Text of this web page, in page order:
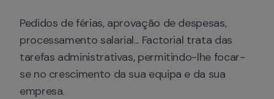
Pedidos de férias, aprovação de despesas,
processamento salarial... Factorial trata das
tarefas administrativas, permitindo-lhe focar-
se no crescimento da sua equipa e da sua
empresa.